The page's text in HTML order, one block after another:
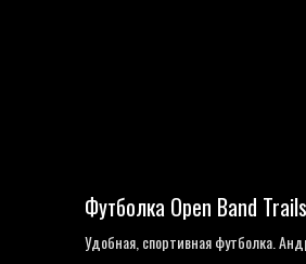
Футболка Open Band Trails
Удобная, спортивная футболка.